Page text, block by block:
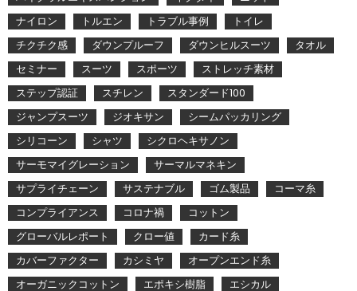
ナイロン
トルエン トラブル事例
トイレ
チクチク感
ダウンプルーフ ダウンヒルスーツ
タオル
セミナー
スーツ スポーツ
ストレッチ素材
ステップ認証
スチレン
スタンダード100
ジャンプスーツ
ジオキサン
シームパッカリング
シリコーン
シャツ
シクロヘキサノン
サーモマイグレーション
サーマルマネキン
サプライチェーン
サステナブル ゴム製品
コーマ糸
コンプライアンス
コロナ禍
コットン
グローバルレポート
クロー値
カード糸
カバーファクター
カシミヤ
オープンエンド糸
オーガニックコットン
エポキシ樹脂 エシカル